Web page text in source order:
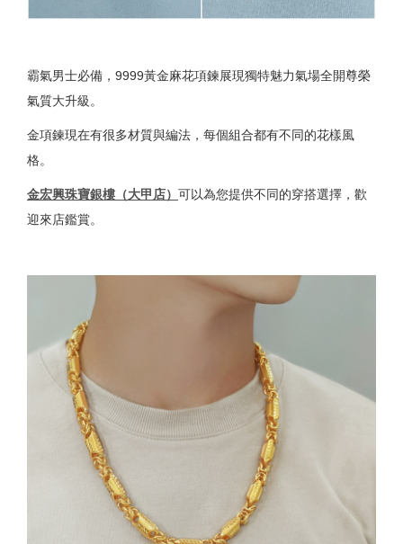
霸氣男士必備，9999黃金麻花項鍊展現獨特魅力氣場全開尊榮
氣質大升級。
金項鍊現在有很多材質與編法，每個組合都有不同的花樣風
格。
金宏興珠寶銀樓（大甲店） 可以為您提供不同的穿搭選擇，歡
迎來店鑑賞。